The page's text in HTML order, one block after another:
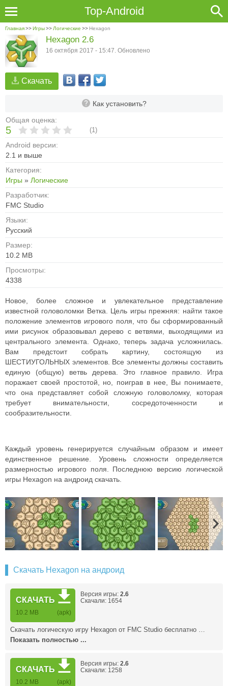
Top-Android
Главная>>Игры>> Логические >> Hexagon
Скачать
Как установить?
Общая оценка:
5 (1)
Android версии:
2.1 и выше
Категория:
Игры » Логические
Разработчик:
FMC Studio
Языки:
Русский
Размер:
10.2 MB
Просмотры:
4338
Hexagon 2.6
16 октября 2017 - 15:47. Обновлено
Новое, более сложное и увлекательное представление
известной головоломки Ветка. Цель игры прежняя: найти такое
положение элементов игрового поля, что бы сформированный
ими рисунок образовывал дерево с ветвями, выходящими из
центрального элемента. Однако, теперь задача усложнилась.
Вам предстоит собрать картину, состоящую из
ШЕСТИУГОЛЬНЫХ элементов. Все элементы должны составить
единую (общую) ветвь дерева. Это главное правило. Игра
поражает своей простотой, но, поиграв в нее, Вы понимаете,
что она представляет собой сложную головоломку, которая
требует внимательности, сосредоточенности и
сообразительности.
Каждый уровень генерируется случайным образом и имеет
единственное решение. Уровень сложности определяется
размерностью игрового поля. Последнюю версию логической
игры Hexagon на андроид скачать.
Скачать Hexagon на андроид
СКАЧАТЬ
10.2 MB (apk)
Версия игры: 2.6
Скачали: 1654
Скачать логическую игру Hexagon от FMC Studio бесплатно …
Показать полностью ...
СКАЧАТЬ
10.2 MB (apk)
Версия игры: 2.6
Скачали: 1258